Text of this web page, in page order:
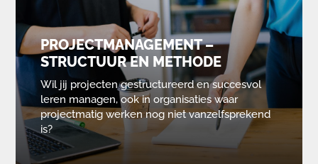
PROJECTMANAGEMENT –
STRUCTUUR EN METHODE
Wil jij projecten gestructureerd en succesvol
leren managen, ook in organisaties waar
projectmatig werken nog niet vanzelfsprekend
is?